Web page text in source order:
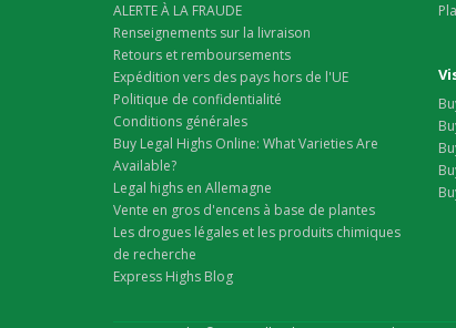
ALERTE À LA FRAUDE
Renseignements sur la livraison
Retours et remboursements
Expédition vers des pays hors de l'UE
Politique de confidentialité
Conditions générales
Buy Legal Highs Online: What Varieties Are
Available?
Legal highs en Allemagne
Vente en gros d'encens à base de plantes
Les drogues légales et les produits chimiques
de recherche
Express Highs Blog